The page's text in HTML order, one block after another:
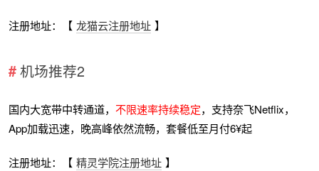
注册地址：【 龙猫云注册地址 】
机场推荐2
国内大宽带中转通道，不限速率持续稳定，支持奈飞Netflix，
App加载迅速，晚高峰依然流畅，套餐低至月付6¥起
注册地址：【 精灵学院注册地址 】